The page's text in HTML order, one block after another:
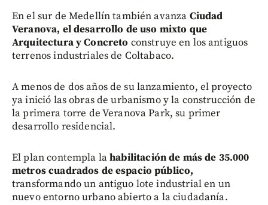
En el sur de Medellín también avanza Ciudad
Veranova, el desarrollo de uso mixto que
Arquitectura y Concreto construye en los antiguos
terrenos industriales de Coltabaco.
A menos de dos años de su lanzamiento, el proyecto
ya inició las obras de urbanismo y la construcción de
la primera torre de Veranova Park, su primer
desarrollo residencial.
El plan contempla lahabilitación de más de 35.000
metros cuadrados de espacio público,
transformando un antiguo lote industrial en un
nuevo entorno urbano abierto a la ciudadanía.